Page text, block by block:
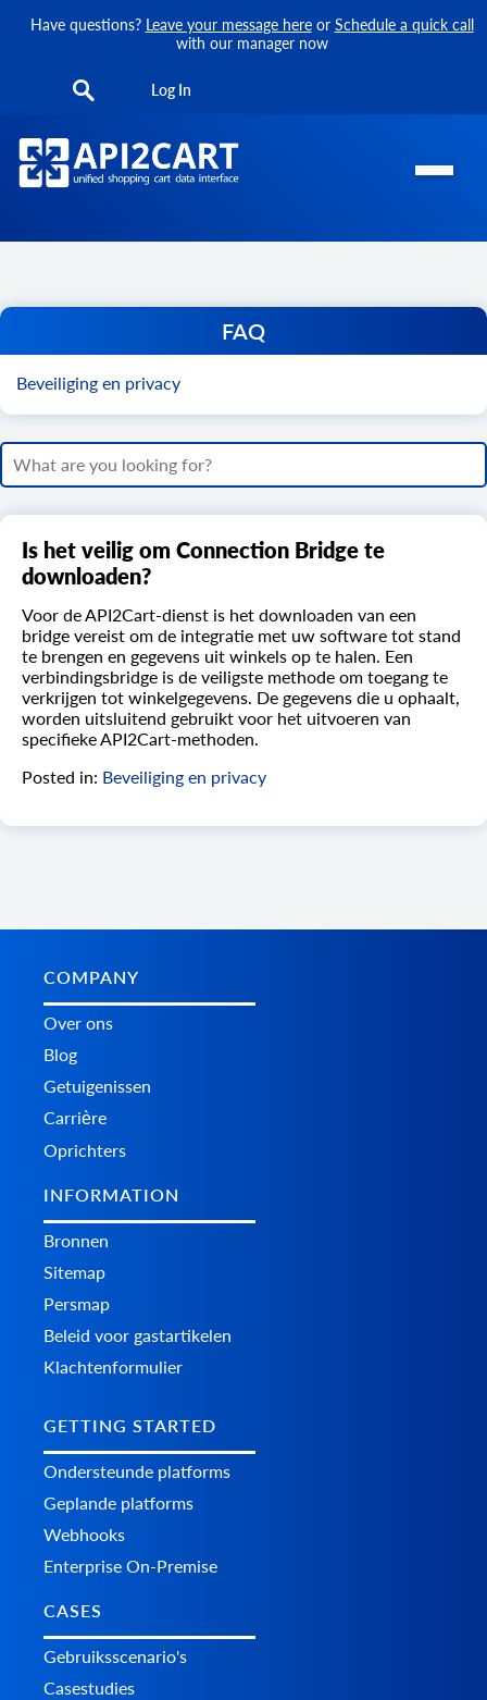
Have questions? Leave your message hereor Schedule a quick call
with our manager now
Log In
FAQ
Beveiliging en privacy
Is het veilig om Connection Bridge te
downloaden?
Voor de API2Cart-dienst is het downloaden van een
bridge vereist om de integratie met uw software tot stand
te brengen en gegevens uit winkels op te halen. Een
verbindingsbridge is de veiligste methode om toegang te
verkrijgen tot winkelgegevens. De gegevens die u ophaalt,
worden uitsluitend gebruikt voor het uitvoeren van
specifieke API2Cart-methoden.
Posted in: Beveiliging en privacy
COMPANY
Over ons
Blog
Getuigenissen
Carrière
Oprichters
INFORMATION
Bronnen
Sitemap
Persmap
Beleid voor gastartikelen
Klachtenformulier
GETTING STARTED
Ondersteunde platforms
Geplande platforms
Webhooks
Enterprise On-Premise
CASES
Gebruiksscenario's
Casestudies